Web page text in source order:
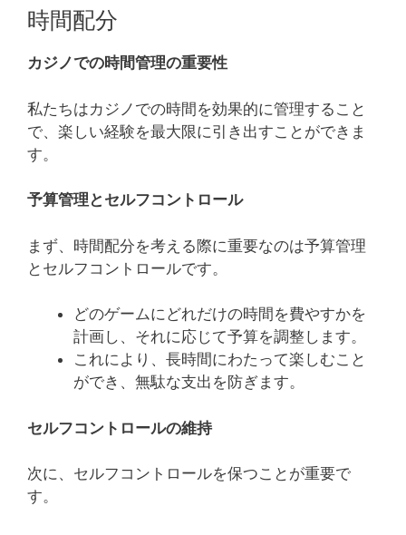
時間配分
カジノでの時間管理の重要性
私たちはカジノでの時間を効果的に管理すること
で、楽しい経験を最大限に引き出すことができま
す。
予算管理とセルフコントロール
まず、時間配分を考える際に重要なのは予算管理
とセルフコントロールです。
どのゲームにどれだけの時間を費やすかを
計画し、それに応じて予算を調整します。
これにより、長時間にわたって楽しむこと
ができ、無駄な支出を防ぎます。
セルフコントロールの維持
次に、セルフコントロールを保つことが重要で
す。